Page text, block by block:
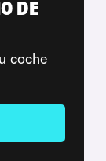
DE
coche